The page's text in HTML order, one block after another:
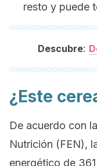
resto y puede
Descubre:
¿Este
De acuerdo con
Nutrición (FEN),
energético de